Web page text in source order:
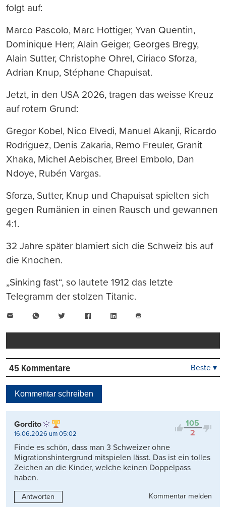
folgt auf:
Marco Pascolo, Marc Hottiger, Yvan Quentin,
Dominique Herr, Alain Geiger, Georges Bregy,
Alain Sutter, Christophe Ohrel, Ciriaco Sforza,
Adrian Knup, Stéphane Chapuisat.
Jetzt, in den USA 2026, tragen das weisse Kreuz
auf rotem Grund:
Gregor Kobel, Nico Elvedi, Manuel Akanji, Ricardo
Rodriguez, Denis Zakaria, Remo Freuler, Granit
Xhaka, Michel Aebischer, Breel Embolo, Dan
Ndoye, Rubén Vargas.
Sforza, Sutter, Knup und Chapuisat spielten sich
gegen Rumänien in einen Rausch und gewannen
4:1.
32 Jahre später blamiert sich die Schweiz bis auf
die Knochen.
„Sinking fast“, so lautete 1912 das letzte
Telegramm der stolzen Titanic.
WhatsAppTwitter FacebookLinkedIn
drucken
45 Kommentare
Kontrovers
Beste ▾
Kommentar schreiben
105
2
Gordito
16.06.2026 um 05:02
Finde es schön, dass man 3 Schweizer ohne
Migrationshintergrund mitspielen lässt. Das ist ein tolles
Zeichen an die Kinder, welche keinen Doppelpass
haben.
Antworten
Kommentar melden